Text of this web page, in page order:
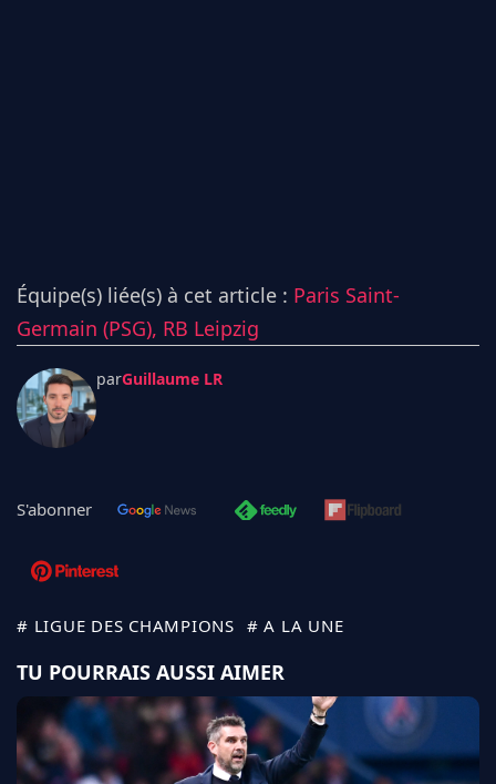
Équipe(s) liée(s) à cet article : Paris Saint-
Germain (PSG), RB Leipzig
parGuillaume LR
S'abonner
# LIGUE DES CHAMPIONS # A LA UNE
TU POURRAIS AUSSI AIMER